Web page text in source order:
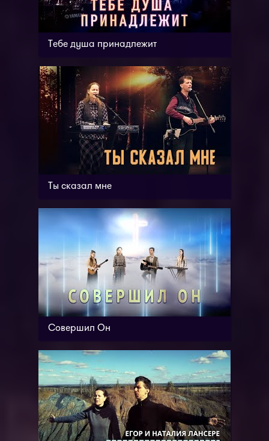
Тебе душа принадлежит
Ты сказал мне
Совершил Он